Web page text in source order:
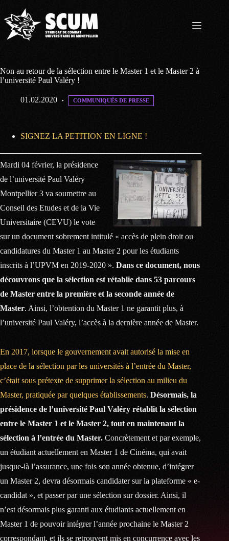
contenu
Non au retour de la sélection entre le Master 1 et le Master 2 à
l’université Paul Valéry !
01.02.2020 COMMUNIQUÉS DE PRESSE
SIGNEZ LA PETITION EN LIGNE !
Mardi 04 février, la présidence
de l’université Paul Valéry
Montpellier 3 va soumettre au
Conseil des Etudes et de la Vie
Universitaire (CEVU) le vote
sur un document sobrement intitulé « accès de plein droit ou
candidatures du Master 1 au Master 2 pour les étudiants
inscrits à l’UPVM en 2019-2020 ». Dans ce document, nous
découvrons que la sélection est rétablie dans 53 parcours
de Master entre la première et la seconde année de
Master. Ainsi, l’obtention du Master 1 ne garantit plus, à
l’université Paul Valéry, l’accès à la dernière année de Master.
En 2017, lorsque le gouvernement avait autorisé la mise en
place de la sélection par les universités à l’entrée du Master,
c’était sous prétexte de supprimer la sélection au milieu du
Master, pratiquée par quelques établissements. Désormais, la
présidence de l’université Paul Valéry rétablit la sélection
entre le Master 1 et le Master 2, tout en maintenant la
sélection à l’entrée du Master. Concrètement et par exemple,
un étudiant actuellement en Master 1 de Cinéma, qui avait
jusque-là l’assurance, une fois son année obtenue, d’intégrer
un Master 2, devra désormais candidater sur la plateforme « e-
candidat », et passer par une sélection sur dossier. Ainsi, il
n’est désormais plus garanti aux étudiants actuellement en
Master 1 de pouvoir intégrer l’année prochaine le Master 2
correspondant, et ils se retrouvent mis en concurrence avec les